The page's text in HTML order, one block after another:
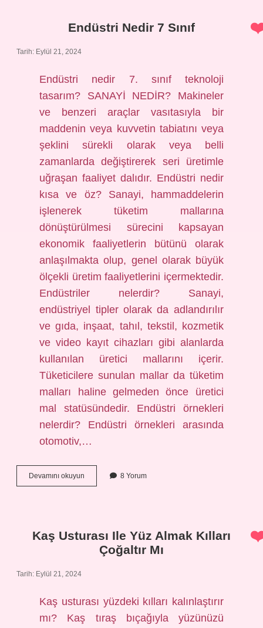
Endüstri Nedir 7 Sınıf
Tarih: Eylül 21, 2024
Endüstri nedir 7. sınıf teknoloji
tasarım? SANAYİ NEDİR? Makineler
ve benzeri araçlar vasıtasıyla bir
maddenin veya kuvvetin tabiatını veya
şeklini sürekli olarak veya belli
zamanlarda değiştirerek seri üretimle
uğraşan faaliyet dalıdır. Endüstri nedir
kısa ve öz? Sanayi, hammaddelerin
işlenerek tüketim mallarına
dönüştürülmesi sürecini kapsayan
ekonomik faaliyetlerin bütünü olarak
anlaşılmakta olup, genel olarak büyük
ölçekli üretim faaliyetlerini içermektedir.
Endüstriler nelerdir? Sanayi,
endüstriyel tipler olarak da adlandırılır
ve gıda, inşaat, tahıl, tekstil, kozmetik
ve video kayıt cihazları gibi alanlarda
kullanılan üretici mallarını içerir.
Tüketicilere sunulan mallar da tüketim
malları haline gelmeden önce üretici
mal statüsündedir. Endüstri örnekleri
nelerdir? Endüstri örnekleri arasında
otomotiv,…
Devamını okuyun Endüstri
Nedir
8 Yorum
Kaş Usturası Ile Yüz Almak Kılları
Çoğaltır Mı
Tarih: Eylül 21, 2024
Kaş usturası yüzdeki kılları kalınlaştırır
mı? Kaş tıraş bıçağıyla yüzünüzü